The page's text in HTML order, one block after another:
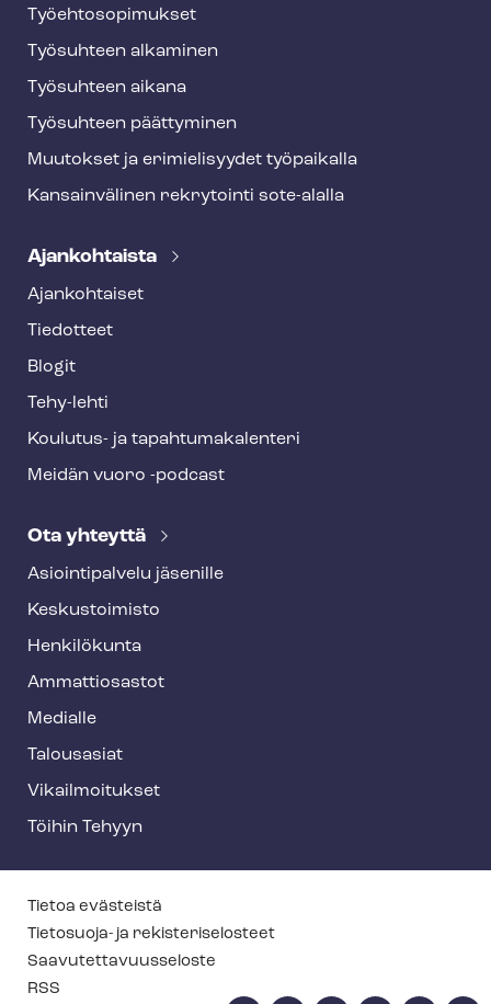
Työ­eh­to­so­pi­muk­set
Työsuhteen alkaminen
Työsuhteen aikana
Työsuhteen päättyminen
Muutokset ja erimielisyydet työpaikalla
Kansainvälinen rekrytointi sote-alalla
Ajankohtaista
Ajankohtaiset
Tiedotteet
Blogit
Tehy-lehti
Koulutus- ja ta­pah­tu­ma­ka­len­te­ri
Meidän vuoro -podcast
Ota yhteyttä
Asioin­ti­pal­ve­lu jäsenille
Keskustoimisto
Henkilökunta
Ammattiosastot
Medialle
Talousasiat
Vi­kail­moi­tuk­set
Töihin Tehyyn
T
e
h
Tietoa evästeistä
Tietosuoja- ja re­kis­te­ri­se­los­teet
Saa­vu­tet­ta­vuus­se­los­te
RSS